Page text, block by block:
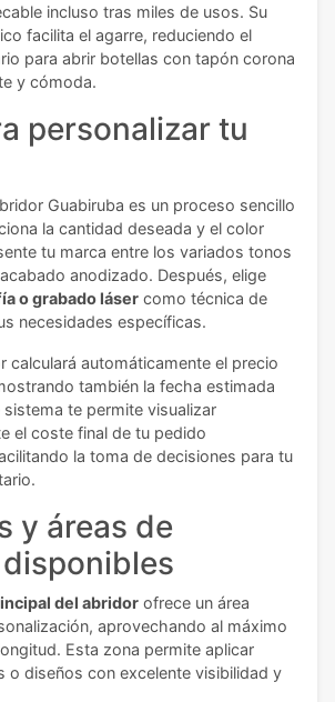
incluso tras miles de usos. Su
facilita el agarre, reduciendo el
para abrir botellas con tapón corona
y cómoda.
personalizar tu
Guabiruba es un proceso sencillo
la cantidad deseada y el color
tu marca entre los variados tonos
anodizado. Después, elige
o grabado láser como técnica de
necesidades específicas.
calculará automáticamente el precio
también la fecha estimada
te permite visualizar
el coste final de tu pedido
la toma de decisiones para tu
y áreas de
del abridor ofrece un área
aprovechando al máximo
Esta zona permite aplicar
o diseños con excelente visibilidad y